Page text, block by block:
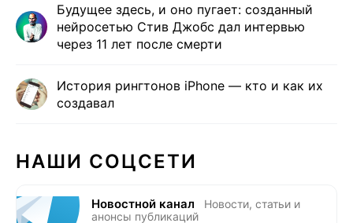
Будущее здесь, и оно пугает: созданный
нейросетью Стив Джобс дал интервью
через 11 лет после смерти
История рингтонов iPhone — кто и как их
создавал
НАШИ СОЦСЕТИ
Новостной канал
Новости, статьи и
анонсы публикаций